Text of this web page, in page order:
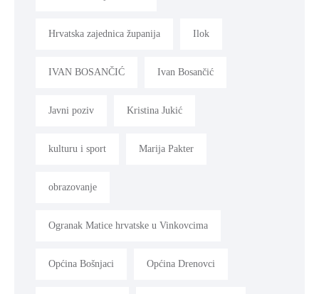
Hrvatska zajednica županija Ilok
IVAN BOSANČIĆ Ivan Bosančić
Javni poziv Kristina Jukić
kulturu i sport Marija Pakter
obrazovanje
Ogranak Matice hrvatske u Vinkovcima
Općina Bošnjaci Općina Drenovci